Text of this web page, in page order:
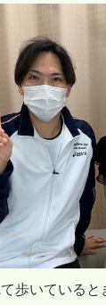
歩いていると